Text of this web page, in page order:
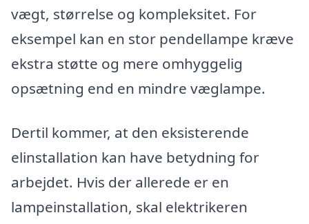
vægt, størrelse og kompleksitet. For
eksempel kan en stor pendellampe kræve
ekstra støtte og mere omhyggelig
opsætning end en mindre væglampe.
Dertil kommer, at den eksisterende
elinstallation kan have betydning for
arbejdet. Hvis der allerede er en
lampeinstallation, skal elektrikeren